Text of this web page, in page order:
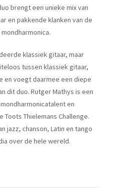
brengt een unieke mix van
en pakkende klanken van de
klassiek gitaar, maar
tussen klassiek gitaar,
en voegt daarmee een diepe
dit duo. Rutger Mathys is een
en
Toots Thielemans Challenge.
jazz, chanson, Latin en tango
over de hele wereld.